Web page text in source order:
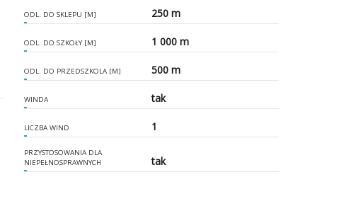
ODL. DO SKLEPU [M] 250 m
ODL. DO SZKOŁY [M] 1 000 m
ODL. DO PRZEDSZKOLA [M] 500 m
WINDA tak
LICZBA WIND 1
PRZYSTOSOWANIA DLA
NIEPEŁNOSPRAWNYCH
tak